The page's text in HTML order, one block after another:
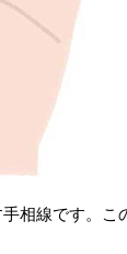
相線です。こ